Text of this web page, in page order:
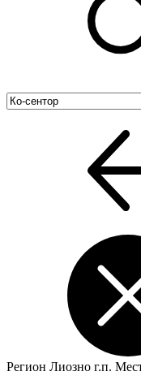
Регион Лиозно г.п.